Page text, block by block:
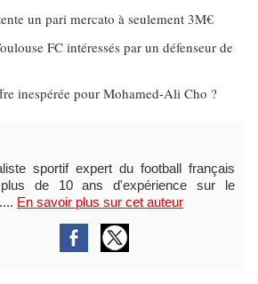
un pari mercato à seulement 3M€
FC intéressés par un défenseur de
inespérée pour Mohamed-Ali Cho ?
sportif expert du football français
de 10 ans d'expérience sur le
En savoir plus sur cet auteur